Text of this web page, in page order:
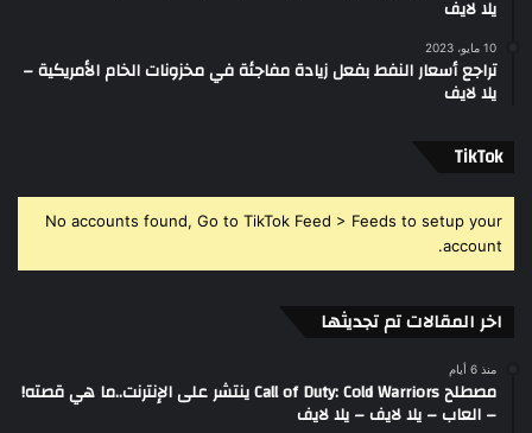
يلا لايف
10 مايو، 2023
تراجع أسعار النفط بفعل زيادة مفاجئة في مخزونات الخام الأمريكية –
يلا لايف
‫TikTok
No accounts found, Go to TikTok Feed > Feeds to setup your
account.
اخر المقالات تم تجديثها
منذ 6 أيام
مصطلح Call of Duty: Cold Warriors ينتشر على الإنترنت..ما هي قصته!
– العاب – يلا لايف – يلا لايف